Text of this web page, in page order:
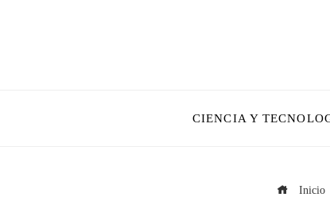
CIENCIA Y
Inicio